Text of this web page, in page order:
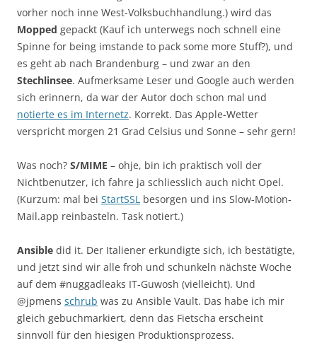
vorher noch inne West-Volksbuchhandlung.) wird das
Mopped gepackt (Kauf ich unterwegs noch schnell eine
Spinne for being imstande to pack some more Stuff?), und
es geht ab nach Brandenburg – und zwar an den
Stechlinsee. Aufmerksame Leser und Google auch werden
sich erinnern, da war der Autor doch schon mal und
notierte es im Internetz. Korrekt. Das Apple-Wetter
verspricht morgen 21 Grad Celsius und Sonne – sehr gern!
Was noch? S/MIME – ohje, bin ich praktisch voll der
Nichtbenutzer, ich fahre ja schliesslich auch nicht Opel.
(Kurzum: mal bei StartSSL besorgen und ins Slow-Motion-
Mail.app reinbasteln. Task notiert.)
Ansible did it. Der Italiener erkundigte sich, ich bestätigte,
und jetzt sind wir alle froh und schunkeln nächste Woche
auf dem #nuggadleaks IT-Guwosh (vielleicht). Und
@jpmens schrub was zu Ansible Vault. Das habe ich mir
gleich gebuchmarkiert, denn das Fietscha erscheint
sinnvoll für den hiesigen Produktionsprozess.